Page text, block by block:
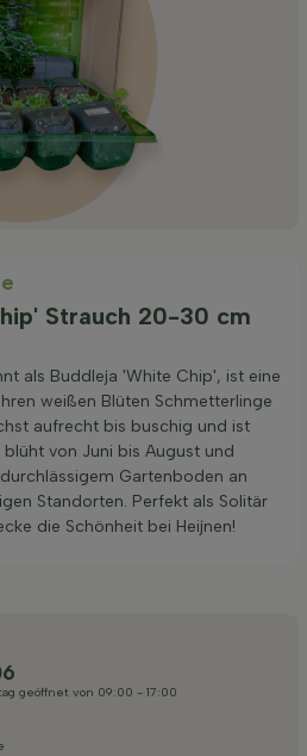
Strauch 20-30 cm
als Buddleja 'White Chip', ist eine
weißen Blüten Schmetterlinge
aufrecht bis buschig und ist
von Juni bis August und
Gartenboden an
Standorten. Perfekt als Solitär
die Schönheit bei Heijnen!
geöffnet von 09:00 - 17:00